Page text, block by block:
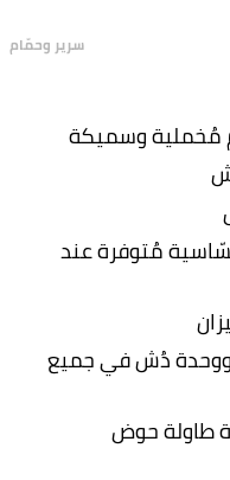
سرير وحمّام
مُخملية وسميكة
مُتوفرة عند
دُش في جميع
طاولة حوض